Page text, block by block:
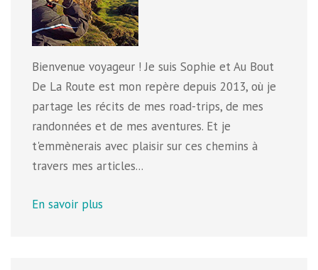
Bienvenue voyageur ! Je suis Sophie et Au Bout
De La Route est mon repère depuis 2013, où je
partage les récits de mes road-trips, de mes
randonnées et de mes aventures. Et je
t'emmènerais avec plaisir sur ces chemins à
travers mes articles...
En savoir plus